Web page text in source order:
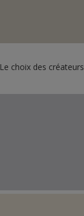
Le choix des créateurs